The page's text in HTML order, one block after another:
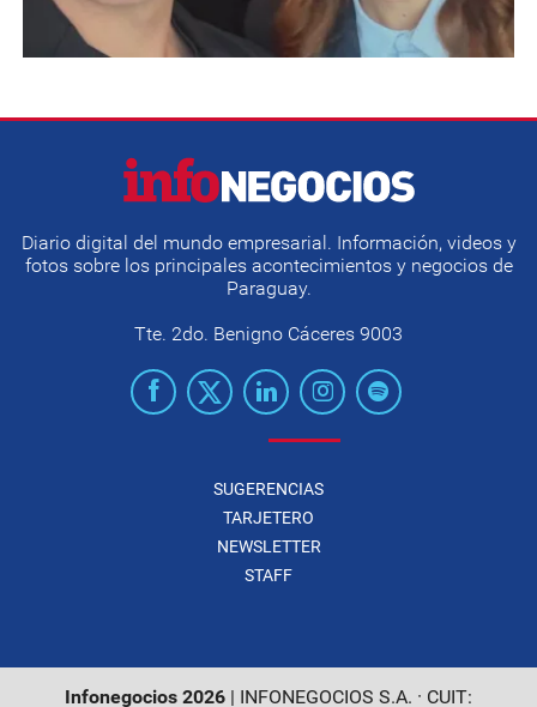
Diario digital del mundo empresarial. Información, videos y
fotos sobre los principales acontecimientos y negocios de
Paraguay.
Tte. 2do. Benigno Cáceres 9003
SUGERENCIAS
TARJETERO
NEWSLETTER
STAFF
Infonegocios 2026 | INFONEGOCIOS S.A. · CUIT: